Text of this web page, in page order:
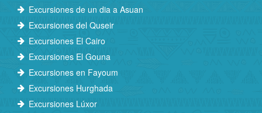
Excursiones de un dia a Asuan
Excursiones del Quseir
Excursiones El Cairo
Excursiones El Gouna
Excursiones en Fayoum
Excursiones Hurghada
Excursiones Lúxor